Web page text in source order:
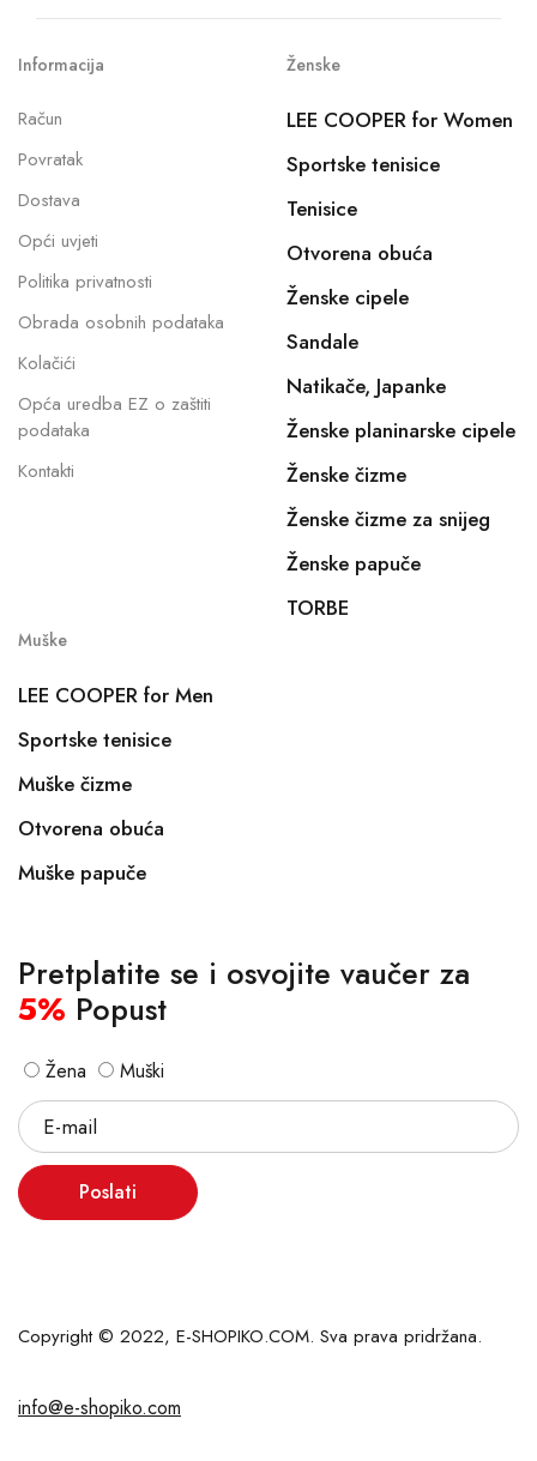
Informacija
Račun
Povratak
Dostava
Opći uvjeti
Politika privatnosti
Obrada osobnih podataka
Kolačići
Opća uredba EZ o zaštiti
podataka
Kontakti
Ženske
LEE COOPER for Women
Sportske tenisice
Tenisice
Otvorena obuća
Ženske cipele
Sandale
Natikače, Japanke
Ženske planinarske cipele
Ženske čizme
Ženske čizme za snijeg
Ženske papuče
TORBE
Muške
LEE COOPER for Men
Sportske tenisice
Muške čizme
Otvorena obuća
Muške papuče
Pretplatite se i osvojite vaučer za
5% Popust
Žena Muški
Poslati
Copyright © 2022, E-SHOPIKO.COM. Sva prava pridržana.
info@e-shopiko.com